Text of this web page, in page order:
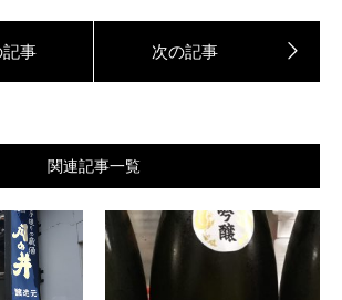
関連記事一覧